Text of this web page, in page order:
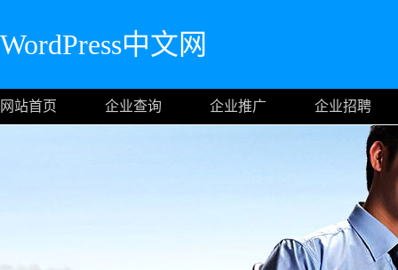
WordPress中文网
网站首页 企业查询 企业推广 企业招聘